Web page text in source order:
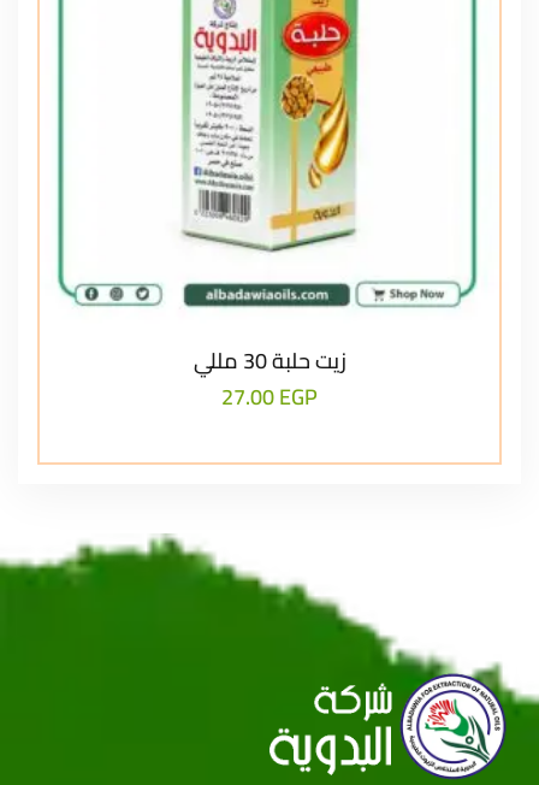
زيت حلبة 30 مللي
27.00EGP